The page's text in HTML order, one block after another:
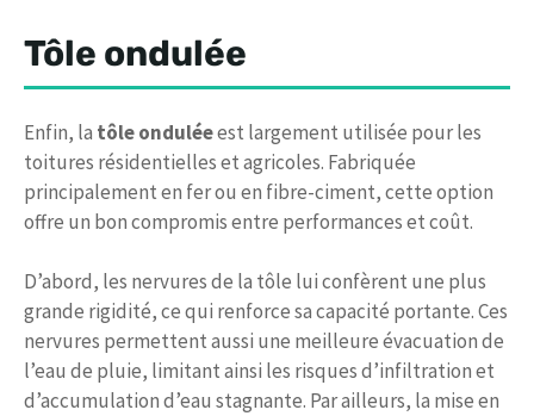
Tôle ondulée
Enfin, la tôle onduléeest largement utilisée pour les
toitures résidentielles et agricoles. Fabriquée
principalement en fer ou en fibre-ciment, cette option
offre un bon compromis entre performances et coût.
D’abord, les nervures de la tôle lui confèrent une plus
grande rigidité, ce qui renforce sa capacité portante. Ces
nervures permettent aussi une meilleure évacuation de
l’eau de pluie, limitant ainsi les risques d’infiltration et
d’accumulation d’eau stagnante. Par ailleurs, la mise en